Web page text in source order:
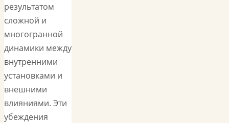
результатом
сложной и
многогранной
динамики между
внутренними
установками и
внешними
влияниями. Эти
убеждения